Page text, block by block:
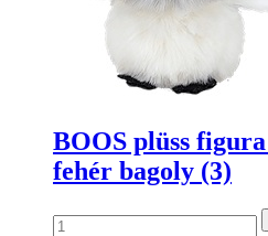
BOOS plüss
fehér bagoly (3)